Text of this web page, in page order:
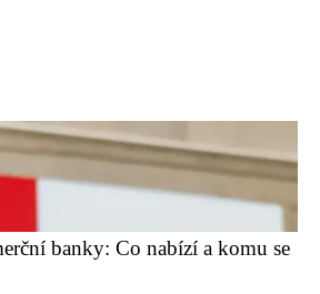
banky: Co nabízí a komu se